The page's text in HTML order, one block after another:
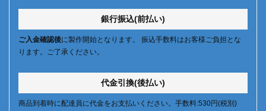
銀行振込(前払い)
ご入金確認後に製作開始となります。 振込手数料はお客様ご負担とな
ります。ご了承ください。
代金引換(後払い)
商品到着時に配達員に代金をお支払いください。手数料:530円(税別)